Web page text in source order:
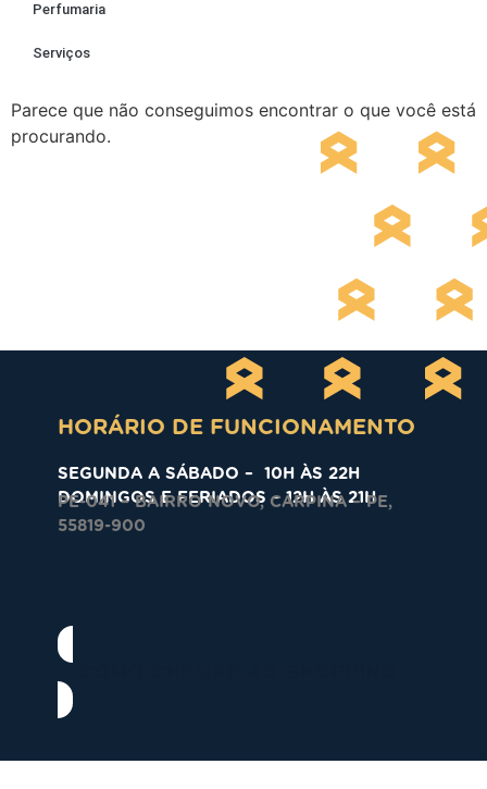
Perfumaria
Serviços
Parece que não conseguimos encontrar o que você está
procurando.
HORÁRIO DE FUNCIONAMENTO
SEGUNDA A SÁBADO – 10H ÀS 22H
DOMINGOS E FERIADOS – 12H ÀS 21H
PE-041 – BAIRRO NOVO, CARPINA – PE,
55819-900